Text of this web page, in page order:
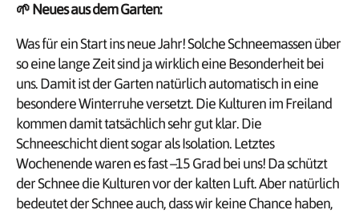
🌱Neues aus dem Garten:
Was für ein Start ins neue Jahr! Solche Schneemassen über
so eine lange Zeit sind ja wirklich eine Besonderheit bei
uns. Damit ist der Garten natürlich automatisch in eine
besondere Winterruhe versetzt. Die Kulturen im Freiland
kommen damit tatsächlich sehr gut klar. Die
Schneeschicht dient sogar als Isolation. Letztes
Wochenende waren es fast –15 Grad bei uns! Da schützt
der Schnee die Kulturen vor der kalten Luft. Aber natürlich
bedeutet der Schnee auch, dass wir keine Chance haben,